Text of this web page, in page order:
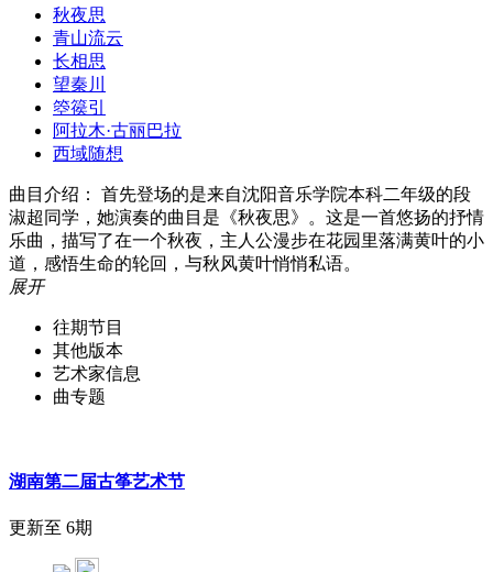
秋夜思
青山流云
长相思
望秦川
箜篌引
阿拉木·古丽巴拉
西域随想
曲目介绍： 首先登场的是来自沈阳音乐学院本科二年级的段
淑超同学，她演奏的曲目是《秋夜思》。这是一首悠扬的抒情
乐曲，描写了在一个秋夜，主人公漫步在花园里落满黄叶的小
道，感悟生命的轮回，与秋风黄叶悄悄私语。
展开
往期节目
其他版本
艺术家信息
曲专题
湖南第二届古筝艺术节
更新至 6期